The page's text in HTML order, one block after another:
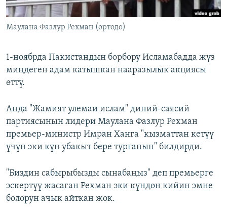
ЭЕ/АРнун бардык сайттары
Маулана Фазлур Рехман (ортодо)
1-ноябрда Пакистандын борбору Исламабадда жүз
миңдеген адам катышкан нааразылык акциясы
өттү.
Анда "Жамият улемаи ислам" диний-саясий
партиясынын лидери Маулана Фазлур Рехман
премьер-министр Имран Ханга "кызматтан кетүү
үчүн эки күн убакыт бере турганын" билдирди.
"Биздин сабырыбызды сынабаңыз" деп премьерге
эскертүү жасаган Рехман эки күндөн кийин эмне
болорун ачык айткан жок.